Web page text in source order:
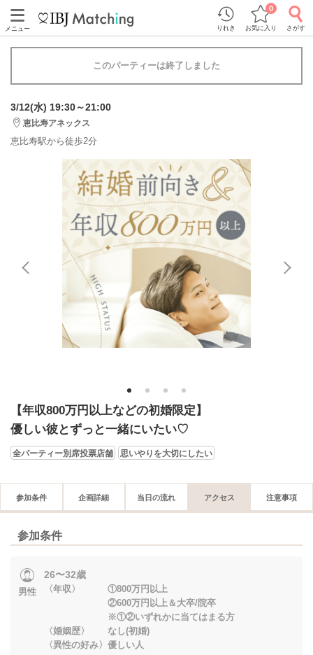
メニュー りれき お気に入り
0
さがす
このパーティーは終了しました
3/12(水) 19:30～21:00
恵比寿アネックス
恵比寿駅から徒歩2分
1 2 3 4
【年収800万円以上などの初婚限定】
優しい彼とずっと一緒にいたい♡
全パーティー別席投票店舗 思いやりを大切にしたい
参加条件 企画詳細 当日の流れ アクセス 注意事項
参加条件
男性
26〜32歳
〈年収〉 ①800万円以上
②600万円以上＆大卒/院卒
※①②いずれかに当てはまる方
〈婚姻歴〉 なし(初婚)
〈異性の好み〉優しい人